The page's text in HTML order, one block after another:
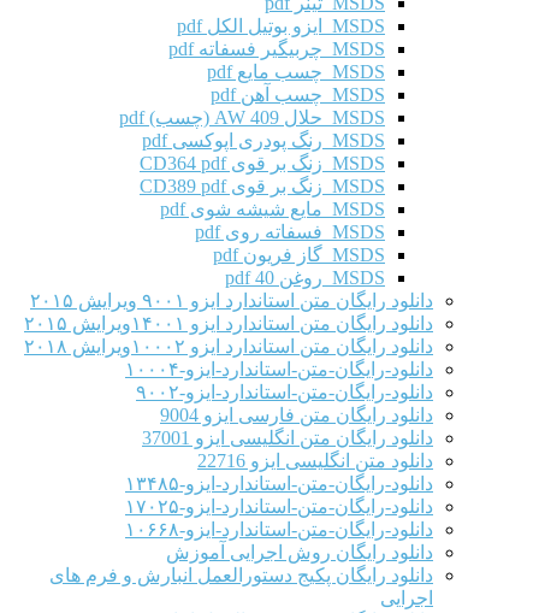
MSDS ایزو بوتیل الکل pdf
MSDS چربیگیر فسفاته pdf
MSDS چسب مایع pdf
MSDS چسب آهن pdf
MSDS حلال AW 409 (چسب) pdf
MSDS رنگ پودری اپوکسی pdf
MSDS زنگ بر قوی CD364 pdf
MSDS زنگ بر قوی CD389 pdf
MSDS مایع شیشه شوی pdf
MSDS فسفاته روی pdf
MSDS گاز فریون pdf
MSDS روغن 40 pdf
دانلود رایگان متن استاندارد ایزو ۹۰۰۱ ویرایش ۲۰۱۵
دانلود رایگان متن استاندارد ایزو ۱۴۰۰۱ویرایش ۲۰۱۵
دانلود رایگان متن استاندارد ایزو ۱۰۰۰۲ویرایش ۲۰۱۸
دانلود-رایگان-متن-استاندارد-ایزو-۱۰۰۰۴
دانلود-رایگان-متن-استاندارد-ایزو-۹۰۰۲
دانلود رایگان متن فارسی ایزو 9004
دانلود رایگان متن انگلیسی ایزو 37001
دانلود متن انگلیسی ایزو 22716
دانلود-رایگان-متن-استاندارد-ایزو-۱۳۴۸۵
دانلود-رایگان-متن-استاندارد-ایزو-۱۷۰۲۵
دانلود-رایگان-متن-استاندارد-ایزو-۱۰۶۶۸
دانلود رایگان روش اجرایی آموزش
دانلود رایگان پکیج دستورالعمل انبارش و فرم های
اجرایی